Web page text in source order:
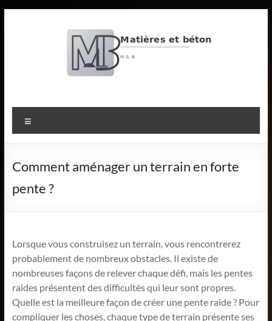
M
&
B
Matières
et
béton
Comment aménager un terrain en forte
pente ?
Lorsque vous construisez un terrain, vous rencontrerez
probablement de nombreux obstacles. Il existe de
nombreuses façons de relever chaque défi, mais les pentes
raides présentent des difficultés qui leur sont propres.
Quelle est la meilleure façon de créer une pente raide ? Pour
compliquer les choses, chaque type de terrain présente ses